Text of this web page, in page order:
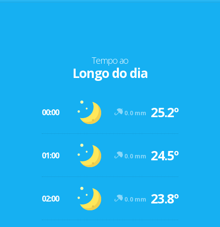
Tempo ao
Longo do dia
00:00 0.0 mm 25.2º
01:00 0.0 mm 24.5º
02:00 0.0 mm 23.8º